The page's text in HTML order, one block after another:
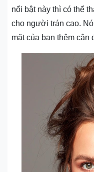
nổi bật này thì có thể
cho người trán cao.
mặt của bạn thêm cân